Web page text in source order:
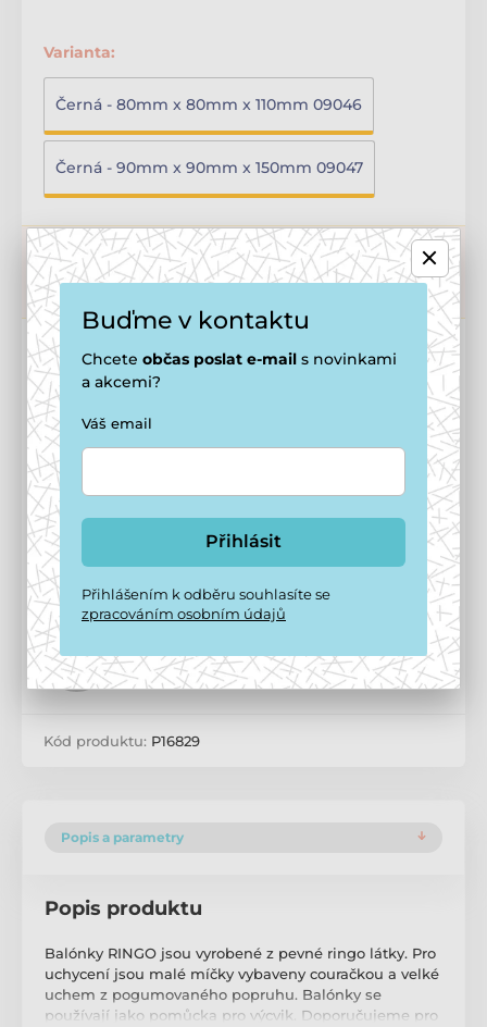
Varianta:
Černá - 80mm x 80mm x 110mm 09046
Černá - 90mm x 90mm x 150mm 09047
3 - 5 dní
Možnosti dopravy ›
Objednávky do 14. 8. 12:00, předpokládané dodání:u vás 15. 8.
od 437 Kč
406 Kč
🔓 Jak se stát členem smečky
Doprava zdarmaod1 499 Kč
Možnosti doručení ›
Zavolejte na+420 771 194 837
Kód produktu: P16829
Popis a parametry
Popis produktu
Balónky RINGO jsou vyrobené z pevné ringo látky. Pro
uchycení jsou malé míčky vybaveny couračkou a velké
uchem z pogumovaného popruhu. Balónky se
používají jako pomůcka pro výcvik. Doporučujeme pro
Buďme v kontaktu
Chcete občas poslat e-mail s novinkami
a akcemi?
Váš email
Přihlásit
Přihlášením k odběru souhlasíte se
zpracováním osobním údajů